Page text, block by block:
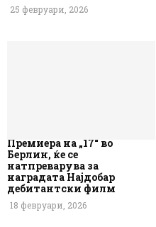
25 февруари, 2026
Премиера на „17“ во
Берлин, ќе се
натпреварува за
наградата Најдобар
дебитантски филм
18 февруари, 2026